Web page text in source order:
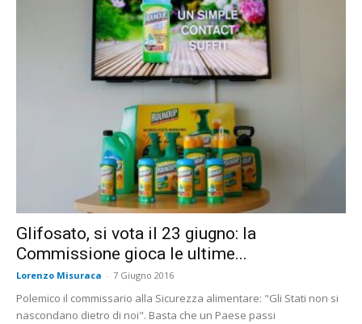
Glifosato, si vota il 23 giugno: la
Commissione gioca le ultime...
Lorenzo Misuraca - 7 Giugno 2016
Polemico il commissario alla Sicurezza alimentare: "Gli Stati non si
nascondano dietro di noi". Basta che un Paese passi